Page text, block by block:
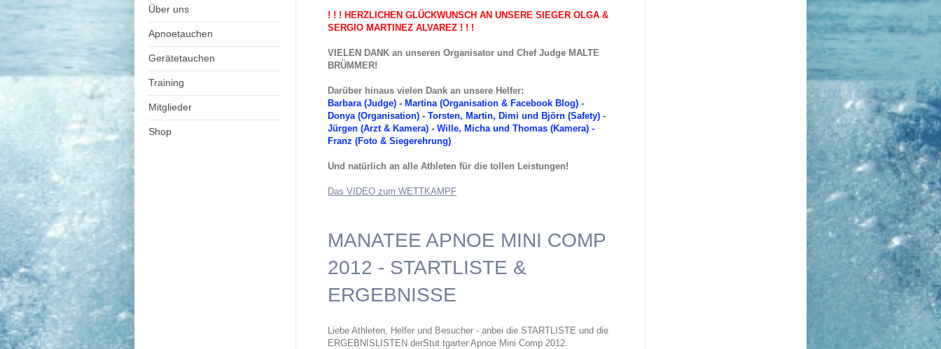
Über uns
Apnoetauchen
Gerätetauchen
Training
Mitglieder
Shop
! ! ! HERZLICHEN GLÜCKWUNSCH AN UNSERE SIEGER OLGA &
SERGIO MARTINEZ ALVAREZ ! ! !
VIELEN DANK an unseren Organisator und Chef Judge MALTE
BRÜMMER!
Darüber hinaus vielen Dank an unsere Helfer:
Barbara (Judge) - Martina (Organisation & Facebook Blog) -
Donya (Organisation) - Torsten, Martin, Dimi und Björn (Safety) -
Jürgen (Arzt & Kamera) - Wille, Micha und Thomas (Kamera) -
Franz (Foto & Siegerehrung)
Und natürlich an alle Athleten für die tollen Leistungen!
Das VIDEO zum WETTKAMPF
MANATEE APNOE MINI COMP
2012 - STARTLISTE &
ERGEBNISSE
Liebe Athleten, Helfer und Besucher - anbei die STARTLISTE und die
ERGEBNISLISTEN derStut tgarter Apnoe Mini Comp 2012.